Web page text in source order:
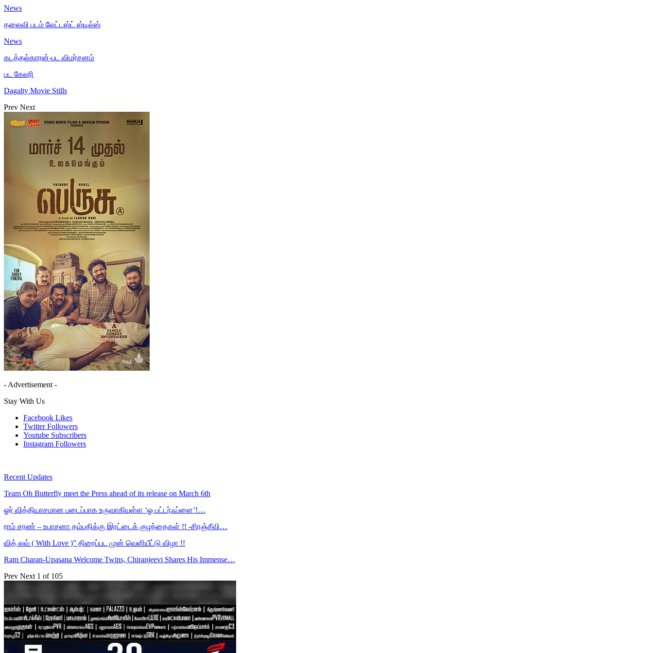
News
தலைவி பட‌ம் லேட்டஸ்ட் ஸ்டில்ஸ்
News
கடத்தல்காரன்-பட விமர்சனம்
பட கேலரி
Dagalty Movie Stills
Prev Next
- Advertisement -
Stay With Us
Facebook Likes
Twitter Followers
Youtube Subscribers
Instagram Followers
Recent Updates
Team Oh Butterfly meet the Press ahead of its release on March 6th
ஓர் வித்தியாசமான படைப்பாக உருவாகியுள்ள ‘ஓ பட்டர்ஃப்ளை’!…
ராம் சரண் – உபாசனா தம்பதிக்கு இரட்டைக் குழந்தைகள் !! -சிரஞ்சீவி…
வித் லவ் ( With Love )” திரைப்பட முன் வெளியீட்டு விழா !!
Ram Charan-Upasana Welcome Twins, Chiranjeevi Shares His Immense…
Prev Next 1 of 105